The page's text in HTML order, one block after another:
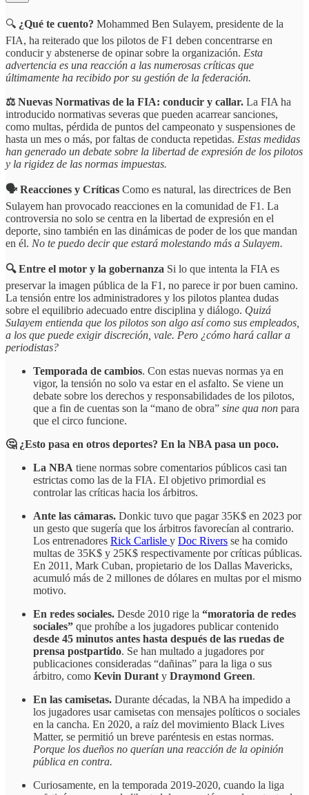
🔍 ¿Qué te cuento? Mohammed Ben Sulayem, presidente de la
FIA, ha reiterado que los pilotos de F1 deben concentrarse en
conducir y abstenerse de opinar sobre la organización. Esta
advertencia es una reacción a las numerosas críticas que
últimamente ha recibido por su gestión de la federación.
⚖️ Nuevas Normativas de la FIA: conducir y callar. La FIA ha
introducido normativas severas que pueden acarrear sanciones,
como multas, pérdida de puntos del campeonato y suspensiones de
hasta un mes o más, por faltas de conducta repetidas. Estas medidas
han generado un debate sobre la libertad de expresión de los pilotos
y la rigidez de las normas impuestas.
🗣️ Reacciones y Críticas Como es natural, las directrices de Ben
Sulayem han provocado reacciones en la comunidad de F1. La
controversia no solo se centra en la libertad de expresión en el
deporte, sino también en las dinámicas de poder de los que mandan
en él. No te puedo decir que estará molestando más a Sulayem.
🔍 Entre el motor y la gobernanza Si lo que intenta la FIA es
preservar la imagen pública de la F1, no parece ir por buen camino.
La tensión entre los administradores y los pilotos plantea dudas
sobre el equilibrio adecuado entre disciplina y diálogo. Quizá
Sulayem entienda que los pilotos son algo así como sus empleados,
a los que puede exigir discreción, vale. Pero ¿cómo hará callar a
periodistas?
Temporada de cambios. Con estas nuevas normas ya en
vigor, la tensión no solo va estar en el asfalto. Se viene un
debate sobre los derechos y responsabilidades de los pilotos,
que a fin de cuentas son la “mano de obra” sine qua non para
que el circo funcione.
🤔 ¿Esto pasa en otros deportes? En la NBA pasa un poco.
La NBA tiene normas sobre comentarios públicos casi tan
estrictas como las de la FIA. El objetivo primordial es
controlar las críticas hacia los árbitros.
Ante las cámaras. Donkic tuvo que pagar 35K$ en 2023 por
un gesto que sugería que los árbitros favorecían al contrario.
Los entrenadores Rick Carlisle y Doc Rivers se ha comido
multas de 35K$ y 25K$ respectivamente por críticas públicas.
En 2011, Mark Cuban, propietario de los Dallas Mavericks,
acumuló más de 2 millones de dólares en multas por el mismo
motivo.
En redes sociales. Desde 2010 rige la “moratoria de redes
sociales” que prohíbe a los jugadores publicar contenido
desde 45 minutos antes hasta después de las ruedas de
prensa postpartido. Se han multado a jugadores por
publicaciones consideradas “dañinas” para la liga o sus
árbitro, como Kevin Durant y Draymond Green.
En las camisetas. Durante décadas, la NBA ha impedido a
los jugadores usar camisetas con mensajes políticos o sociales
en la cancha. En 2020, a raíz del movimiento Black Lives
Matter, se permitió un breve paréntesis en estas normas.
Porque los dueños no querían una reacción de la opinión
pública en contra.
Curiosamente, en la temporada 2019-2020, cuando la liga